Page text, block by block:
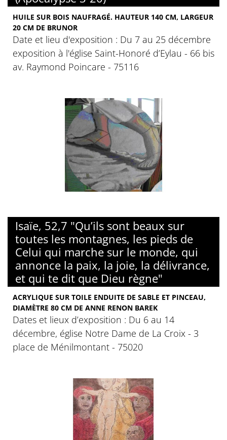
HUILE SUR BOIS NAUFRAGÉ. HAUTEUR 140 CM, LARGEUR
20 CM DE BRUNOR
Date et lieu d'exposition : Du 7 au 25 décembre
exposition à l'église Saint-Honoré d’Eylau - 66 bis
av. Raymond Poincare - 75116
Isaïe, 52,7 "Qu’ils sont beaux sur
toutes les montagnes, les pieds de
Celui qui marche sur le monde, qui
annonce la paix, la joie, la délivrance,
et qui te dit que Dieu règne"
ACRYLIQUE SUR TOILE ENDUITE DE SABLE ET PINCEAU,
DIAMÈTRE 80 CM DE ANNE RENON BAREK
Dates et lieux d’exposition : Du 6 au 14
décembre, église Notre Dame de La Croix - 3
place de Ménilmontant - 75020